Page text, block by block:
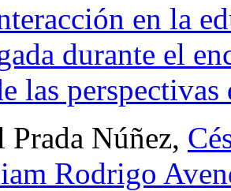
en la
durante el
las
Prada Núñez,
Rodrigo